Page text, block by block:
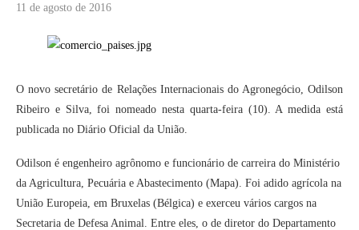
11 de agosto de 2016
O novo secretário de Relações Internacionais do Agronegócio, Odilson
Ribeiro e Silva, foi nomeado nesta quarta-feira (10). A medida está
publicada no Diário Oficial da União.
Odilson é engenheiro agrônomo e funcionário de carreira do Ministério
da Agricultura, Pecuária e Abastecimento (Mapa). Foi adido agrícola na
União Europeia, em Bruxelas (Bélgica) e exerceu vários cargos na
Secretaria de Defesa Animal. Entre eles, o de diretor do Departamento